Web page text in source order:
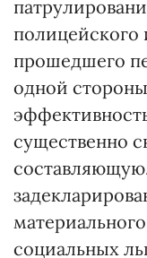
прошедшего
одной
существенно
социальных